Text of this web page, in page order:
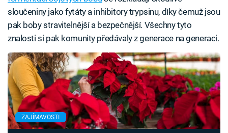
sloučeniny jako fytáty a inhibitory trypsinu, díky čemuž jsou
pak boby stravitelnější a bezpečnější. Všechny tyto
znalosti si pak komunity předávaly z generace na generaci.
ZAJÍMAVOSTI